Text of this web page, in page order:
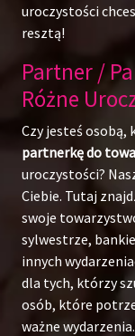
uroczystości
resztą!
Partner /
Różne
Czy jesteś osobą,
partnerkę do
uroczystości?
Ciebie. Tutaj
swoje
sylwestrze,
innych
dla tych, którzy
osób, które
ważne wydarzenia.